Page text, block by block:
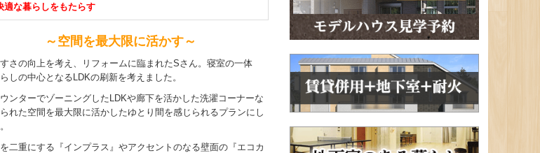
適な暮らしをもたらす
～空間を最大限に活かす～
さの向上を考え、リフォームに臨まれたSさん。寝室の一体
しの中心となるLDKの刷新を考えました。
ンターでゾーニングしたLDKや廊下を活かした洗濯コーナーな
れた空間を最大限に活かしたゆとり間を感じられるプランにし
二重にする『インプラス』やアクセントのなる壁面の『エコカ